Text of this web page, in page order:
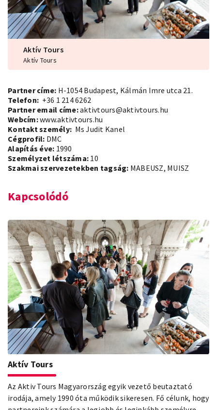
Aktív Tours
Aktív Tours
Partner címe: H-1054 Budapest, Kálmán Imre utca 21.
Telefon: +36 1 214 6262
Partner email címe:aktivtours@aktivtours.hu
Webcím:www.aktivtours.hu
Kontakt személy: Ms Judit Kanel
Cégprofil: DMC
Alapítás éve: 1990
Személyzet létszáma: 10
Szakmai szervezetekben tagság: MABEUSZ, MUISZ
Kapcsolódó
Aktív Tours
Az Aktiv Tours Magyarország egyik vezető beutaztató
irodája, amely 1990 óta működik sikeresen. Fő célunk, hogy